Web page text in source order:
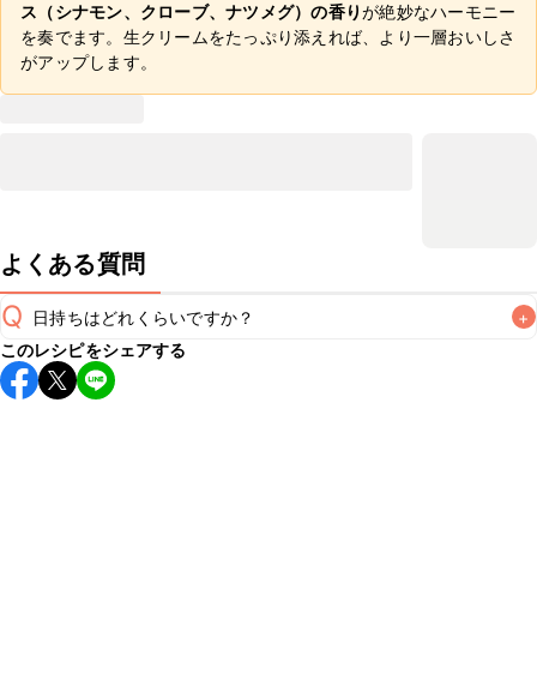
ス（シナモン、クローブ、ナツメグ）の香りが絶妙なハーモニー
を奏でます。生クリームをたっぷり添えれば、より一層おいしさ
がアップします。
よくある質問
Q 日持ちはどれくらいですか？ +
保存期間は冷蔵で翌日中が目安です。なるべくお早めにお召
し上がりください。
このレシピをシェアする